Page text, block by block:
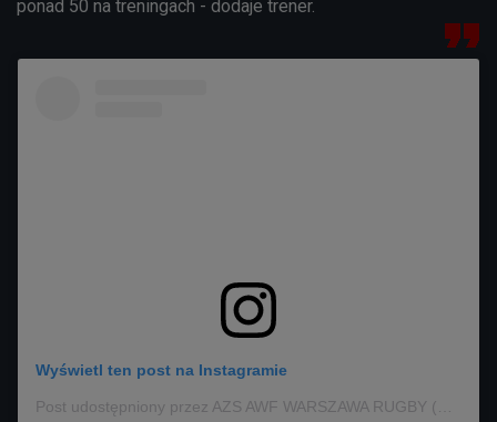
ponad 50 na treningach - dodaje trener.
Wyświetl ten post na Instagramie